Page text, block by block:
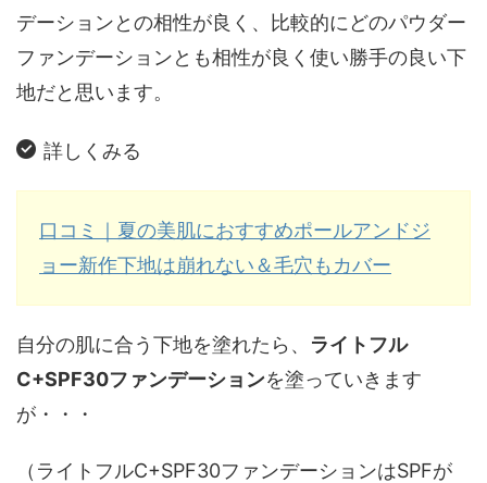
デーションとの相性が良く、比較的にどのパウダー
ファンデーションとも相性が良く使い勝手の良い下
地だと思います。
詳しくみる
口コミ｜夏の美肌におすすめポールアンドジ
ョー新作下地は崩れない＆毛穴もカバー
自分の肌に合う下地を塗れたら、 ライトフル
C+SPF30ファンデーションを塗っていきます
が・・・
（ライトフルC+SPF30ファンデーションはSPFが